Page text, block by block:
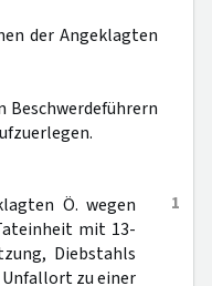
der Angeklagten
Beschwerdeführern
1
Ö. wegen
mit 13-
Diebstahls
zu einer